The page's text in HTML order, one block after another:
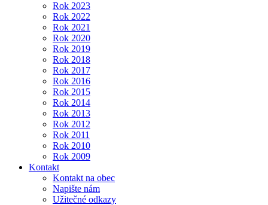
Rok 2023
Rok 2022
Rok 2021
Rok 2020
Rok 2019
Rok 2018
Rok 2017
Rok 2016
Rok 2015
Rok 2014
Rok 2013
Rok 2012
Rok 2011
Rok 2010
Rok 2009
Kontakt
Kontakt na obec
Napište nám
Užitečné odkazy